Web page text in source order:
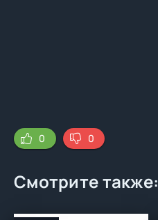
0
0
Смотрите также: